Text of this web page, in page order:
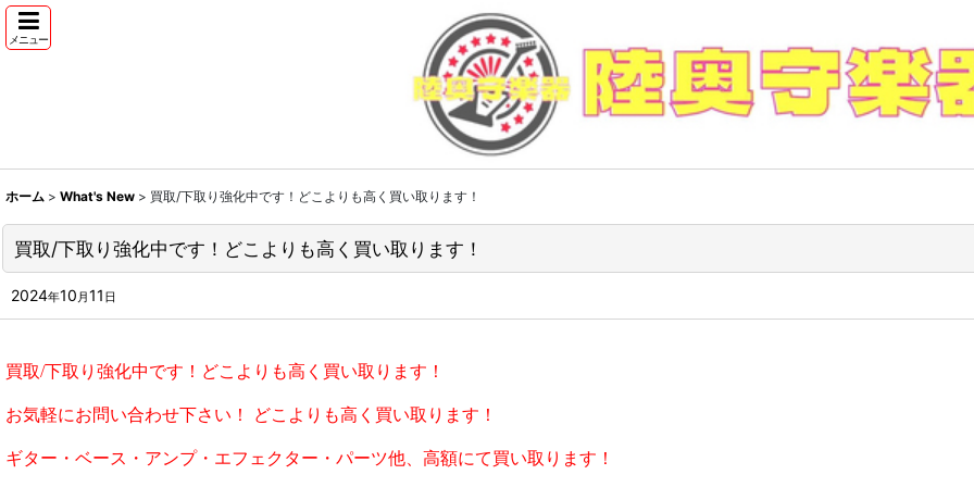
メニュー
ホーム > What's New > 買取/下取り強化中です！どこよりも高く買い取ります！
買取/下取り強化中です！どこよりも高く買い取ります！
2024年10 月11 日
買取/下取り強化中です！どこよりも高く買い取ります！
お気軽にお問い合わせ下さい！ どこよりも高く買い取ります！
ギター・ベース・アンプ・エフェクター・パーツ他、高額にて買い取ります！